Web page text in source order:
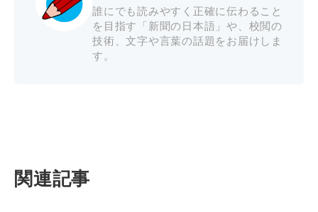
誰にでも読みやすく正確に伝わること
を目指す「新聞の日本語」や、校閲の
技術、文字や言葉の話題をお届けしま
す。
関連記事